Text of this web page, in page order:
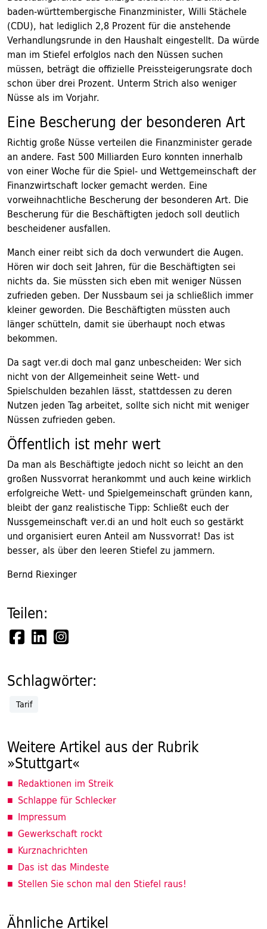
baden-württembergische Finanzminister, Willi Stächele
(CDU), hat lediglich 2,8 Prozent für die anstehende
Verhandlungsrunde in den Haushalt eingestellt. Da würde
man im Stiefel erfolglos nach den Nüssen suchen
müssen, beträgt die offizielle Preissteigerungsrate doch
schon über drei Prozent. Unterm Strich also weniger
Nüsse als im Vorjahr.
Eine Bescherung der besonderen Art
Richtig große Nüsse verteilen die Finanzminister gerade
an andere. Fast 500 Milliarden Euro konnten innerhalb
von einer Woche für die Spiel- und Wettgemeinschaft der
Finanzwirtschaft locker gemacht werden. Eine
vorweihnachtliche Bescherung der besonderen Art. Die
Bescherung für die Beschäftigten jedoch soll deutlich
bescheidener ausfallen.
Manch einer reibt sich da doch verwundert die Augen.
Hören wir doch seit Jahren, für die Beschäftigten sei
nichts da. Sie müssten sich eben mit weniger Nüssen
zufrieden geben. Der Nussbaum sei ja schließlich immer
kleiner geworden. Die Beschäftigten müssten auch
länger schütteln, damit sie überhaupt noch etwas
bekommen.
Da sagt ver.di doch mal ganz unbescheiden: Wer sich
nicht von der Allgemeinheit seine Wett- und
Spielschulden bezahlen lässt, stattdessen zu deren
Nutzen jeden Tag arbeitet, sollte sich nicht mit weniger
Nüssen zufrieden geben.
Öffentlich ist mehr wert
Da man als Beschäftigte jedoch nicht so leicht an den
großen Nussvorrat herankommt und auch keine wirklich
erfolgreiche Wett- und Spielgemeinschaft gründen kann,
bleibt der ganz realistische Tipp: Schließt euch der
Nussgemeinschaft ver.di an und holt euch so gestärkt
und organisiert euren Anteil am Nussvorrat! Das ist
besser, als über den leeren Stiefel zu jammern.
Bernd Riexinger
Teilen:
Schlagwörter:
Tarif
Weitere Artikel aus der Rubrik
»Stuttgart«
Redaktionen im Streik
Schlappe für Schlecker
Impressum
Gewerkschaft rockt
Kurznachrichten
Das ist das Mindeste
Stellen Sie schon mal den Stiefel raus!
Ähnliche Artikel